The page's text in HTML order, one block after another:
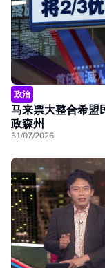
政治
马来票大整合希盟
政森州
31/07/2026